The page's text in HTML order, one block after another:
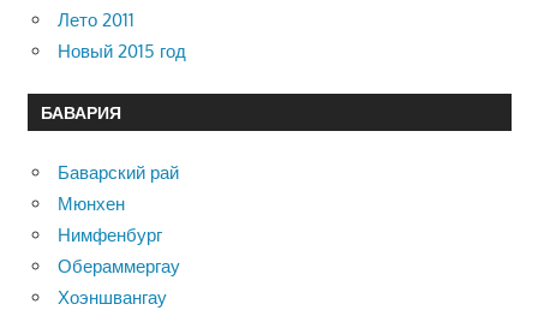
Лето 2011
Новый 2015 год
БАВАРИЯ
Баварский рай
Мюнхен
Нимфенбург
Обераммергау
Хоэншвангау